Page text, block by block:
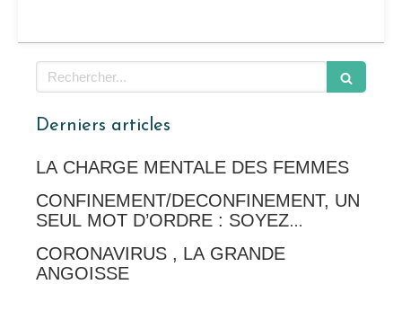
Rechercher
Derniers articles
LA CHARGE MENTALE DES FEMMES
CONFINEMENT/DECONFINEMENT, UN
SEUL MOT D’ORDRE : SOYEZ
CORONAVIRUS , LA GRANDE
ANGOISSE